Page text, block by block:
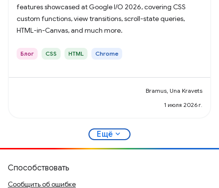
features showcased at Google I/O 2026, covering CSS
custom functions, view transitions, scroll-state queries,
HTML-in-Canvas, and much more.
Блог CSS HTML Chrome
Bramus, Una Kravets
1 июля 2026 г.
Ещё expand_more
Способствовать
Сообщить об ошибке